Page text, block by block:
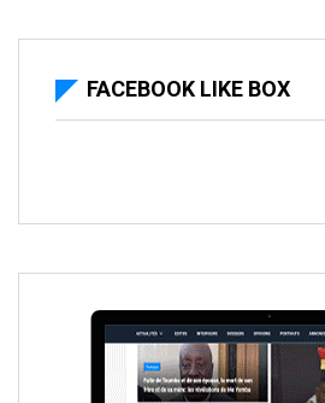
FACEBOOK LIKE BOX